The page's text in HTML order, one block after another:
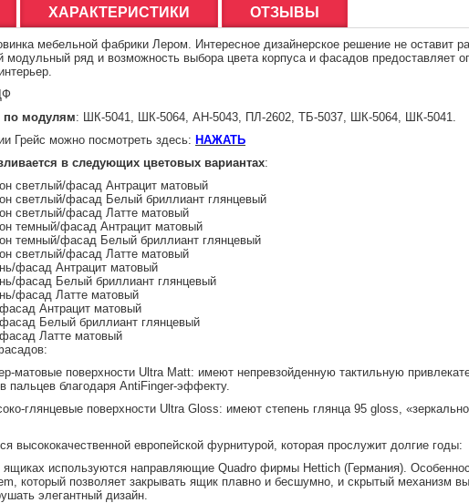
ХАРАКТЕРИСТИКИ ОТЗЫВЫ
мебельной фабрики Лером. Интересное дизайнерское решение не оставит
модульный ряд и возможность выбора цвета корпуса и фасадов предоставляет
по модулям: ШК-5041, ШК-5064, АН-5043, ПЛ-2602, ТБ-5037, ШК-5064, ШК-5041.
Грейс можно посмотреть здесь: НАЖАТЬ
в следующих цветовых вариантах:
светлый/фасад Антрацит матовый
светлый/фасад Белый бриллиант глянцевый
светлый/фасад Латте матовый
темный/фасад Антрацит матовый
темный/фасад Белый бриллиант глянцевый
светлый/фасад Латте матовый
фасад Антрацит матовый
фасад Белый бриллиант глянцевый
фасад Латте матовый
Антрацит матовый
Белый бриллиант глянцевый
Латте матовый
матовые поверхности Ultra Matt: имеют непревзойденную тактильную
пальцев благодаря AntiFinger-эффекту.
глянцевые поверхности Ultra Gloss: имеют степень глянца 95 gloss,
высококачественной европейской фурнитурой, которая прослужит долгие годы:
используются направляющие Quadro фирмы Hettich (Германия).
который позволяет закрывать ящик плавно и бесшумно, и скрытый механизм
элегантный дизайн.